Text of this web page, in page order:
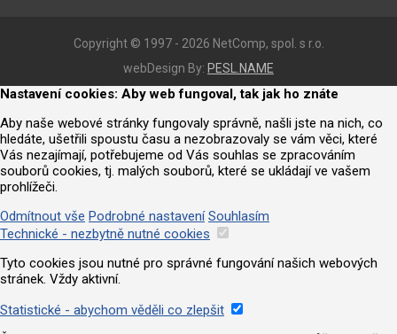
Copyright © 1997 - 2026 NetComp, spol. s r.o.
webDesign By: PESL.NAME
Nastavení cookies: Aby web fungoval, tak jak ho znáte
Aby naše webové stránky fungovaly správně, našli jste na nich, co
hledáte, ušetřili spoustu času a nezobrazovaly se vám věci, které
Vás nezajímají, potřebujeme od Vás souhlas se zpracováním
souborů cookies, tj. malých souborů, které se ukládají ve vašem
prohlížeči.
Odmítnout vše Podrobné nastavení Souhlasím
Technické - nezbytně nutné cookies
Tyto cookies jsou nutné pro správné fungování našich webových
stránek. Vždy aktivní.
Statistické - abychom věděli co zlepšit